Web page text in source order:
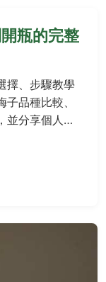
瓶的完整
擇、步驟教學
品種比較、
並分享個人失
輕鬆製作出